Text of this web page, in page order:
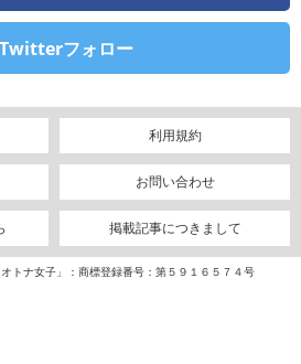
Twitterフォロー
利用規約
お問い合わせ
掲載記事につきまして
トナ女子」：商標登録番号：第５９１６５７４号